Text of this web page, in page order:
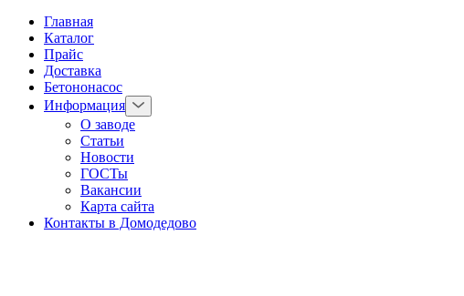
Главная
Каталог
Прайс
Доставка
Бетононасос
Информация
О заводе
Статьи
Новости
ГОСТы
Вакансии
Карта сайта
Контакты в Домодедово